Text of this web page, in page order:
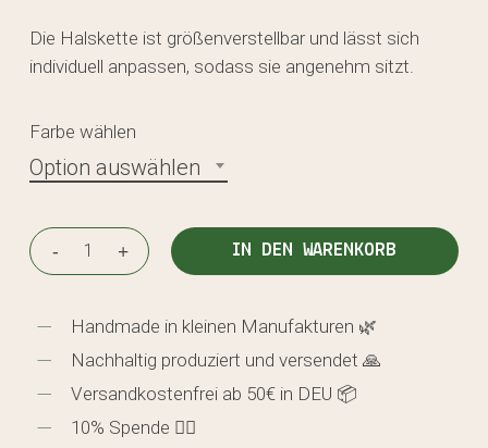
Die Halskette ist größenverstellbar und lässt sich
individuell anpassen, sodass sie angenehm sitzt.
Farbe wählen
Option auswählen
IN DEN WARENKORB
Handmade in kleinen Manufakturen 🌿
Nachhaltig produziert und versendet 🙏
Versandkostenfrei ab 50€ in DEU 📦
10% Spende 🖐🏼